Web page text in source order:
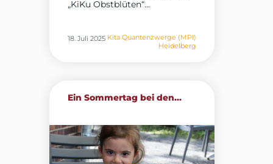
„KiKu Obstblüten“...
18. Juli 2025 Kita Quantenzwerge (MPI)
Heidelberg
Ein Sommertag bei den...